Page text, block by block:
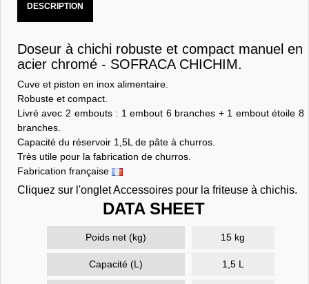
DESCRIPTION
Doseur à chichi robuste et compact manuel en
acier chromé - SOFRACA CHICHIM.
Cuve et piston en inox alimentaire.
Robuste et compact.
Livré avec 2 embouts : 1 embout 6 branches + 1 embout étoile 8
branches.
Capacité du réservoir 1,5L de pâte à churros.
Très utile pour la fabrication de churros.
Fabrication française
Cliquez sur l'onglet Accessoires pour la friteuse à chichis.
DATA SHEET
Poids net (kg) 15 kg
Capacité (L) 1,5 L